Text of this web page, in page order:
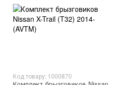
Код товару: 1000870